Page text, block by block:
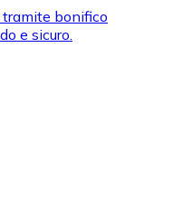
per acquistare
preferiti con
bonifico
e sicuro.